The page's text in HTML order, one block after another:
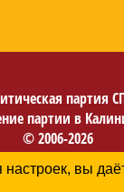
партия
партии в
© 2006-2026
обработки
вы